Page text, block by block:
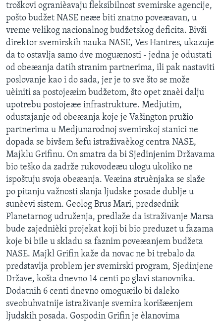
troškovi ogranièavaju fleksibilnost svemirske agencije,
pošto budžet NASE neæe biti znatno poveæavan, u
vreme velikog nacionalnog budžetskog deficita. Bivši
direktor svemirskih nauka NASE, Ves Hantres, ukazuje
da to ostavlja samo dve moguænosti - jedna je odustati
od obeæanja datih stranim partnerima, ili pak nastaviti
poslovanje kao i do sada, jer je to sve što se može
uèiniti sa postojeæim budžetom, što opet znaèi dalju
upotrebu postojeæe infrastrukture. Medjutim,
odustajanje od obeæanja koje je Vašington pružio
partnerima u Medjunarodnoj svemirskoj stanici ne
dopada se bivšem šefu istraživaèkog centra NASE,
Majklu Grifinu. On smatra da bi Sjedinjenim Državama
bio teško da zadrže rukovodeæu ulogu ukoliko ne
ispoštuju svoja obeæanja. Veæina struènjaka se slaže
po pitanju važnosti slanja ljudske posade dublje u
sunèevi sistem. Geolog Brus Mari, predsednik
Planetarnog udruženja, predlaže da istraživanje Marsa
bude zajednièki projekat koji bi bio preduzet u fazama
koje bi bile u skladu sa faznim poveæanjem budžeta
NASE. Majkl Grifin kaže da novac ne bi trebalo da
predstavlja problem jer svemirski program, Sjedinjene
Države, košta dnevno 14 centi po glavi stanovnika.
Dodatnih 6 centi dnevno omoguæilo bi daleko
sveobuhvatnije istraživanje svemira korišæenjem
ljudskih posada. Gospodin Grifin je èlanovima